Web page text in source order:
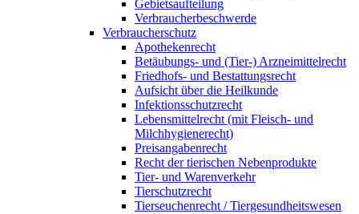
Gebietsaufteilung
Verbraucherbeschwerde
Verbraucherschutz
Apothekenrecht
Betäubungs- und (Tier-) Arzneimittelrecht
Friedhofs- und Bestattungsrecht
Aufsicht über die Heilkunde
Infektionsschutzrecht
Lebensmittelrecht (mit Fleisch- und
Milchhygienerecht)
Preisangabenrecht
Recht der tierischen Nebenprodukte
Tier- und Warenverkehr
Tierschutzrecht
Tierseuchenrecht / Tiergesundheitswesen